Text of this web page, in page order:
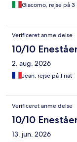
Giacomo, rejse på
Verificeret anmeldelse
10/10
2. aug. 2026
Jean, rejse på 1 nat
Verificeret anmeldelse
10/10
13. jun. 2026